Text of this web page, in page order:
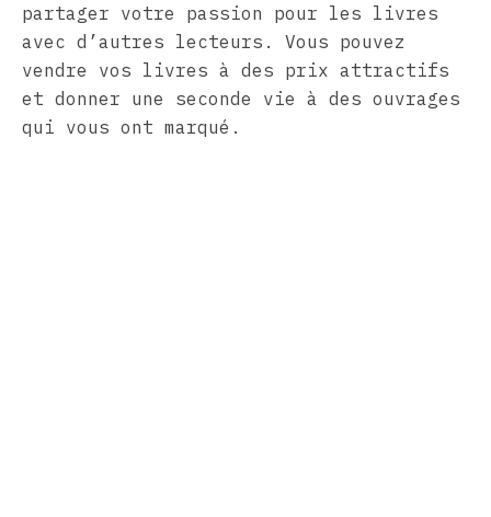
partager votre passion pour les livres
avec d’autres lecteurs. Vous pouvez
vendre vos livres à des prix attractifs
et donner une seconde vie à des ouvrages
qui vous ont marqué.